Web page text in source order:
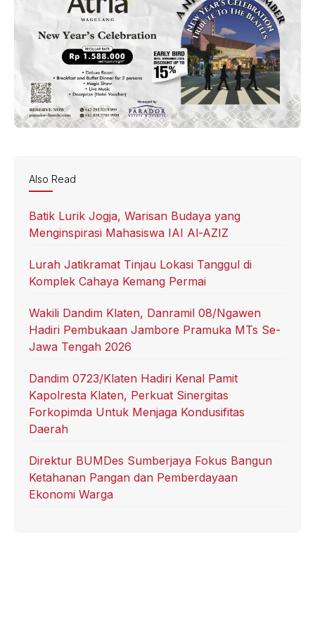
Also Read
Batik Lurik Jogja, Warisan Budaya yang
Menginspirasi Mahasiswa IAI Al-AZIZ
Lurah Jatikramat Tinjau Lokasi Tanggul di
Komplek Cahaya Kemang Permai
Wakili Dandim Klaten, Danramil 08/Ngawen
Hadiri Pembukaan Jambore Pramuka MTs Se-
Jawa Tengah 2026
Dandim 0723/Klaten Hadiri Kenal Pamit
Kapolresta Klaten, Perkuat Sinergitas
Forkopimda Untuk Menjaga Kondusifitas
Daerah
Direktur BUMDes Sumberjaya Fokus Bangun
Ketahanan Pangan dan Pemberdayaan
Ekonomi Warga